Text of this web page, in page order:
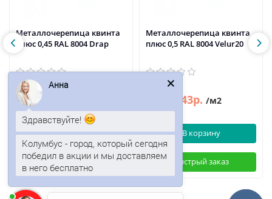
Металлочерепица квинта
плюс 0,45 RAL 8004 Drap
577р.
В корзину
Быстрый заказ
Металлочерепица квинта
плюс 0,5 RAL 8004 Velur20
743р. /м2
В корзину
Быстрый заказ
Анна
Здравствуйте!
Колумбус - город, который сегодня
победил в акции и мы доставляем
в него бесплатно